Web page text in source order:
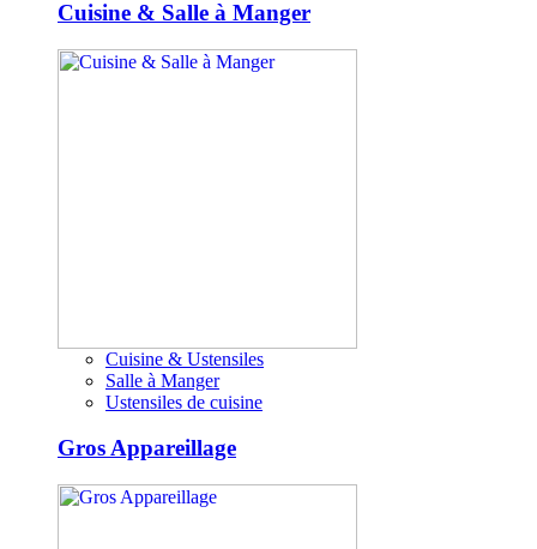
Cuisine & Salle à Manger
Cuisine & Ustensiles
Salle à Manger
Ustensiles de cuisine
Gros Appareillage